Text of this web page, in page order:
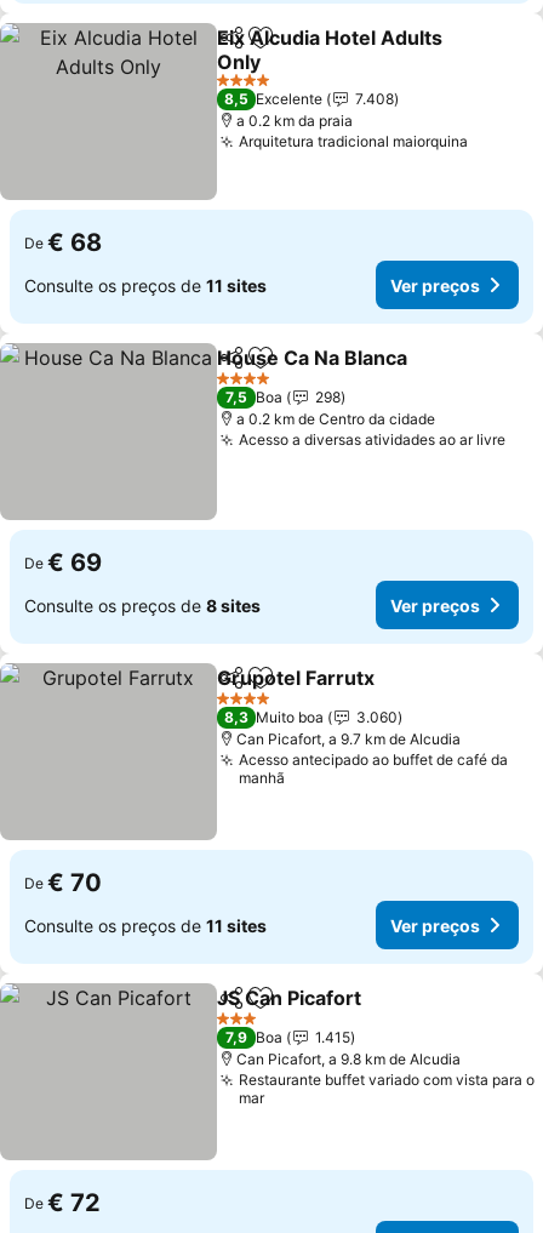
PartilharAdicionar aos favoritos
Eix Alcudia Hotel Adults
Only
Ver preços
4 Estrelas
8,5 Excelente
7.408
a 0.2 km da praia
Arquitetura tradicional maiorquina
De € 68
Consulte os preços de 11 sites Ver preços
PartilharAdicionar aos favoritos
House Ca Na Blanca
4 Estrelas
7,5 Boa
298
a 0.2 km de Centro da cidade
Acesso a diversas atividades ao ar livreVer
De € 69
Consulte os preços de 8 sites Ver preços
PartilharAdicionar aos favoritos
Grupotel Farrutx
4 Estrelas
8,3 Muito boa
3.060
Can Picafort, a 9.7 km de Alcudia
Acesso antecipado ao buffet de café da
manhã
De € 70
Consulte os preços de 11 sites Ver preços
PartilharAdicionar aos favoritos
JS Can Picafort
3 Estrelas
7,9 Boa
1.415
Can Picafort, a 9.8 km de Alcudia
Restaurante buffet variado com vista para o
mar
De € 72